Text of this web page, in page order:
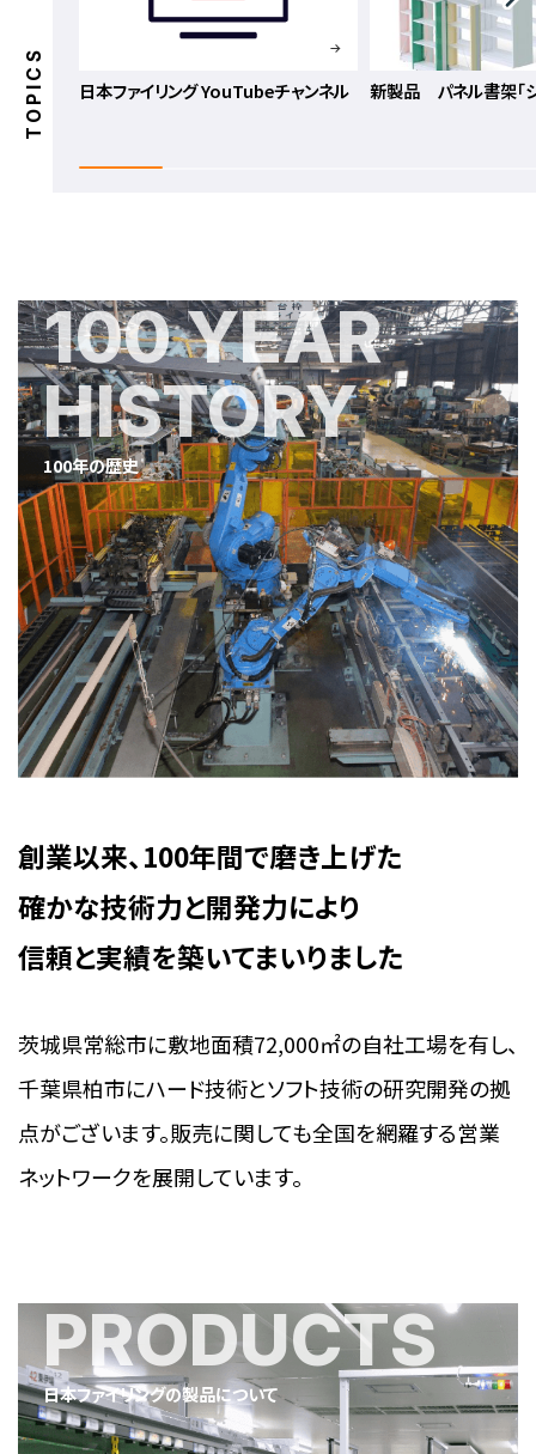
TOPICS 日本ファイリング YouTubeチャンネル 新製品 パネル書架「
100 YEAR
HISTORY
100年の歴史
創業以来、100年間で磨き上げた
確かな技術力と開発力により
信頼と実績を築いてまいりました
茨城県常総市に敷地面積72,000㎡の自社工場を有し、
千葉県柏市にハード技術とソフト技術の研究開発の拠
点がございます。販売に関しても全国を網羅する営業
ネットワークを展開しています。
PRODUCTS
日本ファイリングの製品について